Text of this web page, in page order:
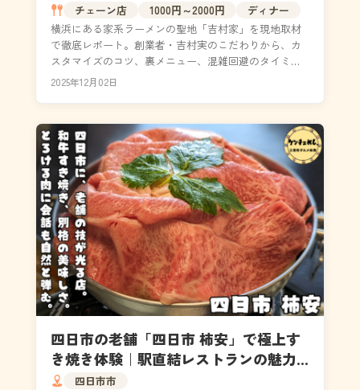
チェーン店
1000円～2000円
ディナー
横浜にある家系ラーメンの聖地「吉村家」を現地取材
で徹底レポート。創業者・吉村実のこだわりから、カ
スタマイズのコツ、裏メニュー、混雑回避のタイミン
グまで完全網羅。直系と資本系の違いも解説し、家系
2025年12月02日
四日市の老舗「四日市 柿安」で極上す
き焼き体験｜駅直結レストランの魅力
と本音レビュー
四日市市